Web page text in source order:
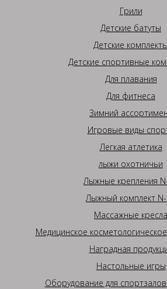
Грили
Детские батуты
Детские комплекты
Детские спортивные
Для плавания
Для фитнеса
Зимний
Игровые виды
Легкая атлетика
лыжи охотничьи
Лыжные крепления
Лыжный комплект
Массажные кресла
Медицинское
Наградная
Настольные игры
Оборудование для